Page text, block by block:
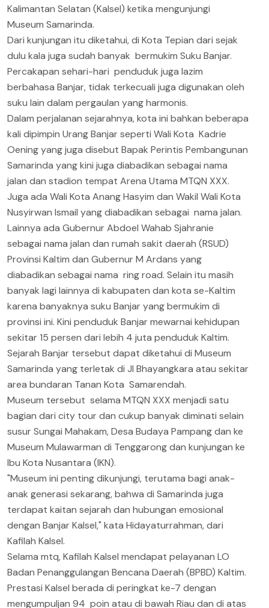
Kalimantan Selatan (Kalsel) ketika mengunjungi
Museum Samarinda.
Dari kunjungan itu diketahui, di Kota Tepian dari sejak
dulu kala juga sudah banyak bermukim Suku Banjar.
Percakapan sehari-hari penduduk juga lazim
berbahasa Banjar, tidak terkecuali juga digunakan oleh
suku lain dalam pergaulan yang harmonis.
Dalam perjalanan sejarahnya, kota ini bahkan beberapa
kali dipimpin Urang Banjar seperti Wali Kota Kadrie
Oening yang juga disebut Bapak Perintis Pembangunan
Samarinda yang kini juga diabadikan sebagai nama
jalan dan stadion tempat Arena Utama MTQN XXX.
Juga ada Wali Kota Anang Hasyim dan Wakil Wali Kota
Nusyirwan Ismail yang diabadikan sebagai nama jalan.
Lainnya ada Gubernur Abdoel Wahab Sjahranie
sebagai nama jalan dan rumah sakit daerah (RSUD)
Provinsi Kaltim dan Gubernur M Ardans yang
diabadikan sebagai nama ring road. Selain itu masih
banyak lagi lainnya di kabupaten dan kota se-Kaltim
karena banyaknya suku Banjar yang bermukim di
provinsi ini. Kini penduduk Banjar mewarnai kehidupan
sekitar 15 persen dari lebih 4 juta penduduk Kaltim.
Sejarah Banjar tersebut dapat diketahui di Museum
Samarinda yang terletak di Jl Bhayangkara atau sekitar
area bundaran Tanan Kota Samarendah.
Museum tersebut selama MTQN XXX menjadi satu
bagian dari city tour dan cukup banyak diminati selain
susur Sungai Mahakam, Desa Budaya Pampang dan ke
Museum Mulawarman di Tenggarong dan kunjungan ke
Ibu Kota Nusantara (IKN).
"Museum ini penting dikunjungi, terutama bagi anak-
anak generasi sekarang, bahwa di Samarinda juga
terdapat kaitan sejarah dan hubungan emosional
dengan Banjar Kalsel," kata Hidayaturrahman, dari
Kafilah Kalsel.
Selama mtq, Kafilah Kalsel mendapat pelayanan LO
Badan Penanggulangan Bencana Daerah (BPBD) Kaltim.
Prestasi Kalsel berada di peringkat ke-7 dengan
mengumpuljan 94 poin atau di bawah Riau dan di atas